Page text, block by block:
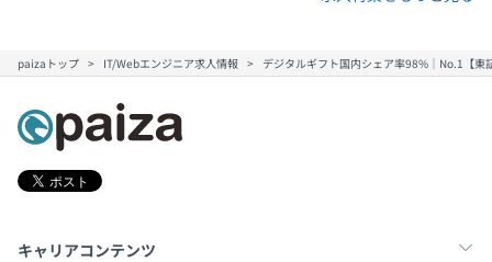
paizaトップ IT/Webエンジニア求人情報 デジタルギフト国内シェア率98%｜No.1【
キャリアコンテンツ